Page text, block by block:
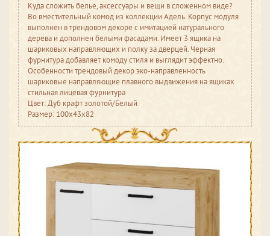
Куда сложить белье, аксессуары и вещи в сложенном виде?
Во вместительный комод из коллекции Адель. Корпус модуля
выполнен в трендовом декоре с имитацией натурального
дерева и дополнен белыми фасадами. Имеет 3 ящика на
шариковых направляющих и полку за дверцей. Черная
фурнитура добавляет комоду стиля и выглядит эффектно.
Особенности трендовый декор эко-направленность
шариковые направляющие плавного выдвижения на ящиках
стильная лицевая фурнитура
Цвет: Дуб крафт золотой/Белый
Размер: 100x43x82